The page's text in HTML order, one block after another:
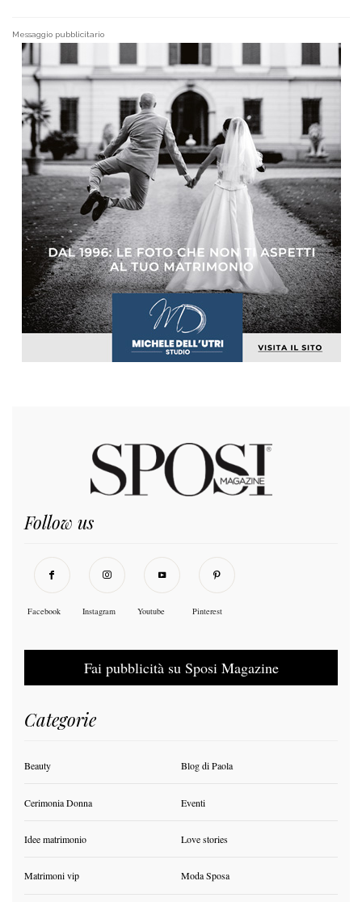
Messaggio pubblicitario
Follow us
Facebook Instagram Youtube Pinterest
Fai pubblicità su Sposi Magazine
Categorie
Beauty Blog di Paola
Cerimonia Donna Eventi
Idee matrimonio Love stories
Matrimoni vip Moda Sposa